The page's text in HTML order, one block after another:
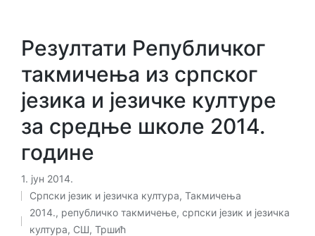
Резултати Републичког
такмичења из српског
језика и језичке културе
за средње школе 2014.
године
1. јун 2014.
Објављено
у
Српски језик и језичка култура, Такмичења
Ознаке:
2014., републичко такмичење, српски језик и језичка
култура, СШ, Тршић